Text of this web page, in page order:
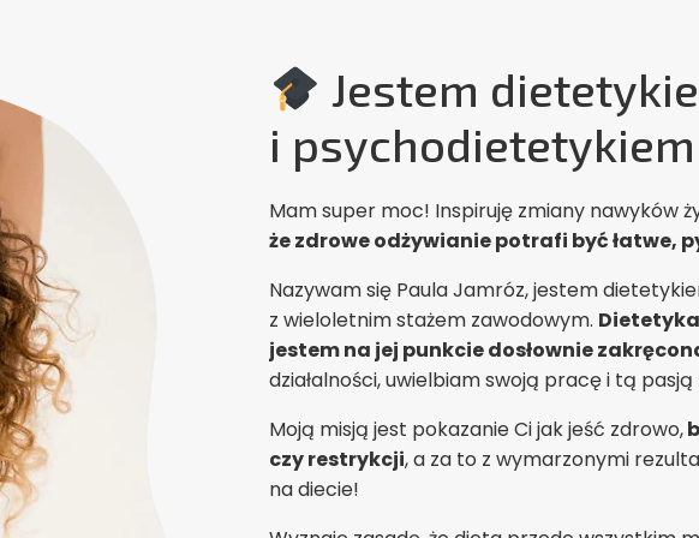
Jestem
i
Mam super moc! Inspiruję zmiany nawyków
że zdrowe odżywianie potrafi być łatwe,
Nazywam się Paula Jamróz, jestem
z wieloletnim stażem zawodowym.
jestem na jej punkcie dosłownie
działalności, uwielbiam swoją pracę i tą
Moją misją jest pokazanie Ci jak jeść zdrowo,
czy restrykcji, a za to z wymarzonymi
na diecie!